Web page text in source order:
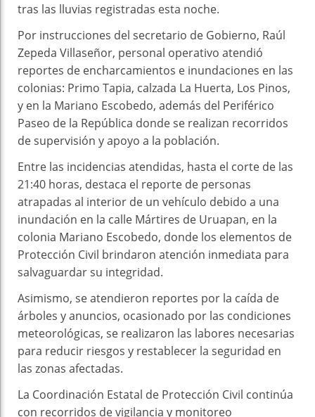
tras las lluvias registradas esta noche.
Por instrucciones del secretario de Gobierno, Raúl
Zepeda Villaseñor, personal operativo atendió
reportes de encharcamientos e inundaciones en las
colonias: Primo Tapia, calzada La Huerta, Los Pinos,
y en la Mariano Escobedo, además del Periférico
Paseo de la República donde se realizan recorridos
de supervisión y apoyo a la población.
Entre las incidencias atendidas, hasta el corte de las
21:40 horas, destaca el reporte de personas
atrapadas al interior de un vehículo debido a una
inundación en la calle Mártires de Uruapan, en la
colonia Mariano Escobedo, donde los elementos de
Protección Civil brindaron atención inmediata para
salvaguardar su integridad.
Asimismo, se atendieron reportes por la caída de
árboles y anuncios, ocasionado por las condiciones
meteorológicas, se realizaron las labores necesarias
para reducir riesgos y restablecer la seguridad en
las zonas afectadas.
La Coordinación Estatal de Protección Civil continúa
con recorridos de vigilancia y monitoreo